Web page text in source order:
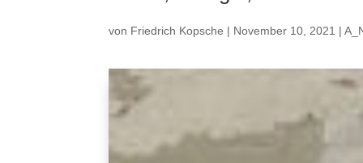
von Friedrich Kopsche | November 10, 2021 |